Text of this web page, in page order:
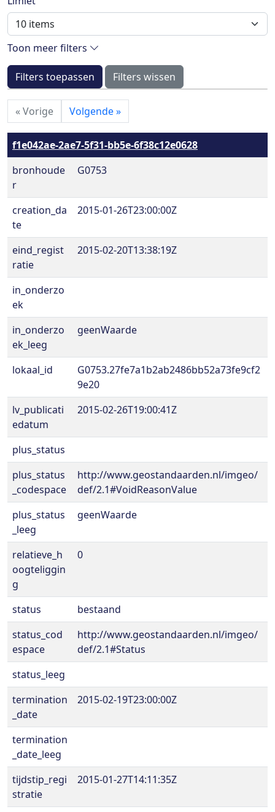
Toon meer filters
Filters toepassen Filters wissen
«Vorige Volgende»
f1e042ae-2ae7-5f31-bb5e-6f38c12e0628
bronhoude
r
G0753
creation_da
te
2015-01-26T23:00:00Z
eind_regist
ratie
2015-02-20T13:38:19Z
in_onderzo
ek
in_onderzo
ek_leeg
geenWaarde
lokaal_id
G0753.27fe7a1b2ab2486bb52a73fe9cf2
9e20
lv_publicati
edatum
2015-02-26T19:00:41Z
plus_status
plus_status
_codespace
http://www.geostandaarden.nl/imgeo/
def/2.1#VoidReasonValue
plus_status
_leeg
geenWaarde
relatieve_h
oogteliggin
g
0
status
bestaand
status_cod
espace
http://www.geostandaarden.nl/imgeo/
def/2.1#Status
status_leeg
termination
_date
2015-02-19T23:00:00Z
termination
_date_leeg
tijdstip_regi
stratie
2015-01-27T14:11:35Z